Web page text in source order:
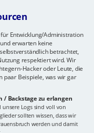
Entwicklung/Administration
erwarten keine
betrachtet,
respektiert wird. Wir
Hacker oder Leute, die
paar Beispiele, was wir gar
/ Backstage zu erlangen
unsere Logs sind voll von
sollten wissen, dass wir
werden und damit